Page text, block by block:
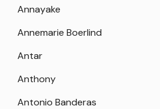
Annayake
Annemarie Boerlind
Antar
Anthony
Antonio Banderas